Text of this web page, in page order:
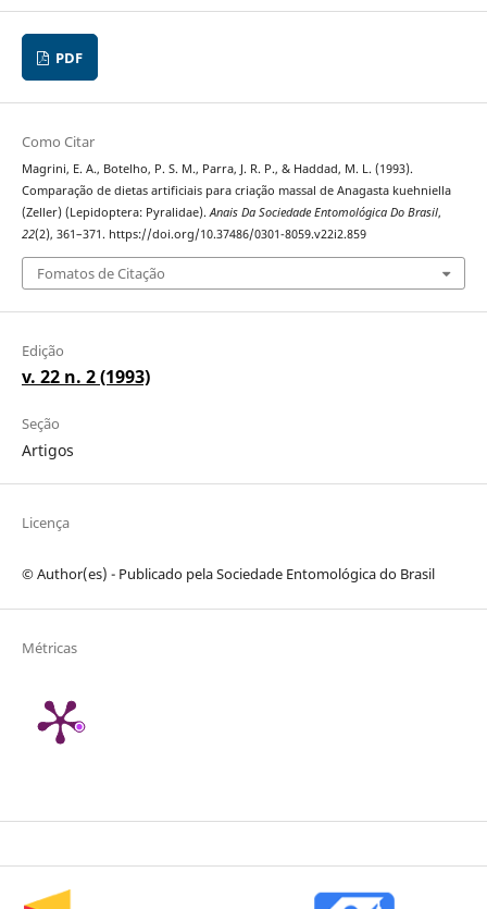
PDF
Como Citar
Magrini, E. A., Botelho, P. S. M., Parra, J. R. P., & Haddad, M. L. (1993).
Comparação de dietas artificiais para criação massal de Anagasta kuehniella
(Zeller) (Lepidoptera: Pyralidae).Anais Da Sociedade Entomológica Do Brasil,
22(2), 361–371. https://doi.org/10.37486/0301-8059.v22i2.859
Fomatos de Citação
Edição
v. 22 n. 2 (1993)
Seção
Artigos
Licença
© Author(es) - Publicado pela Sociedade Entomológica do Brasil
Métricas